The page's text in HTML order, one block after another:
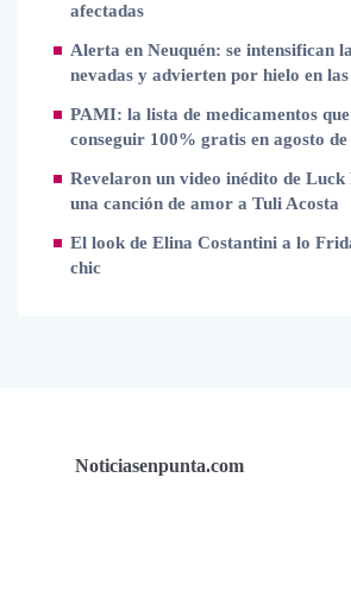
afectadas
Alerta en Neuquén: se intensifican
nevadas y advierten por hielo en
PAMI: la lista de medicamentos que
conseguir 100% gratis en agosto de
Revelaron un video inédito de Luck
una canción de amor a Tuli Acosta
El look de Elina Costantini a lo
chic
Noticiasenpunta.com